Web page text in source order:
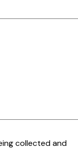
collected and